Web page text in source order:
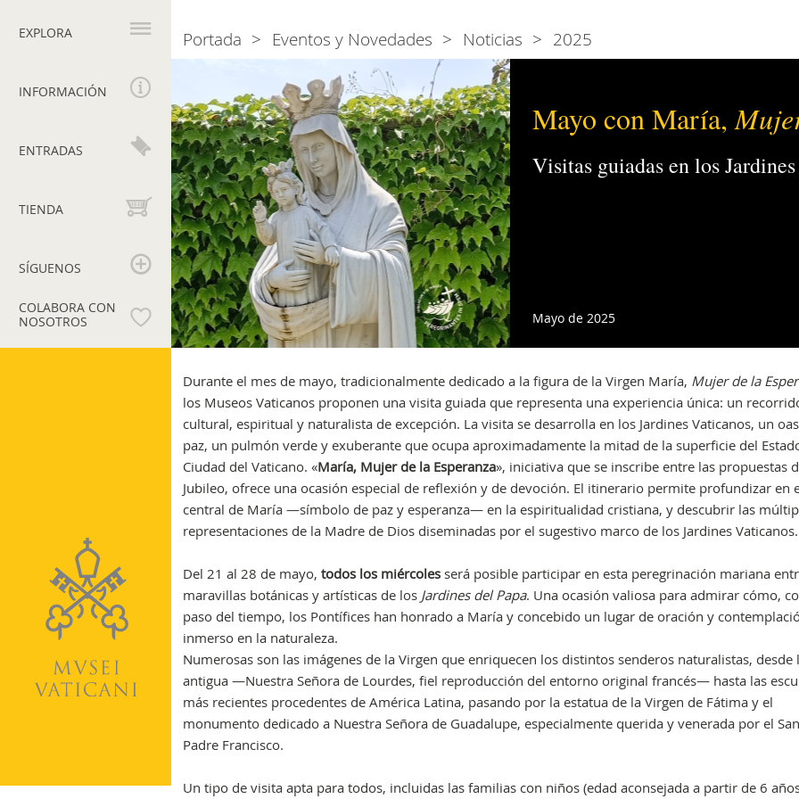
principal
EXPLORA
INFORMACIÓN
ENTRADAS
TIENDA
SÍGUENOS
COLABORA CON
NOSOTROS
María,
Mujer
de
la
Esperanza
Mayo con María,
Visitas guiadas en los
Mayo de 2025
Durante el mes de mayo, tradicionalmente dedicado a la figura de la Virgen María, Mujer de la
los Museos Vaticanos proponen una visita guiada que representa una experiencia única: un
cultural, espiritual y naturalista de excepción. La visita se desarrolla en los Jardines Vaticanos, un
paz, un pulmón verde y exuberante que ocupa aproximadamente la mitad de la superficie del
Ciudad del Vaticano. «María, Mujer de la Esperanza», iniciativa que se inscribe entre las propuestas
Jubileo, ofrece una ocasión especial de reflexión y de devoción. El itinerario permite profundizar en
central de María —símbolo de paz y esperanza— en la espiritualidad cristiana, y descubrir las
representaciones de la Madre de Dios diseminadas por el sugestivo marco de los Jardines Vaticanos.
Del 21 al 28 de mayo, todos los miércolesserá posible participar en esta peregrinación mariana
maravillas botánicas y artísticas de los Jardines del Papa. Una ocasión valiosa para admirar cómo,
paso del tiempo, los Pontífices han honrado a María y concebido un lugar de oración y
inmerso en la naturaleza.
Numerosas son las imágenes de la Virgen que enriquecen los distintos senderos naturalistas, desde
antigua —Nuestra Señora de Lourdes, fiel reproducción del entorno original francés— hasta las
más recientes procedentes de América Latina, pasando por la estatua de la Virgen de Fátima y el
monumento dedicado a Nuestra Señora de Guadalupe, especialmente querida y venerada por el
Padre Francisco.
Un tipo de visita apta para todos, incluidas las familias con niños (edad aconsejada a partir de 6
Breadcrumb
Portada Eventos y Novedades Noticias 2025